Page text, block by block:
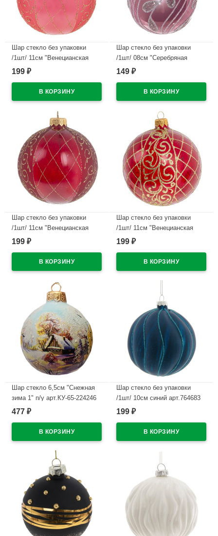
Шар стекло без упаковки
/1шт/ 11см "Венецианская
сетка" розовый арт.716128_7
199 ₽
Шар стекло без упаковки
/1шт/ 08см "Серебряная
сеточка" цв.розовый
149 ₽
Шар стекло без упаковки
/1шт/ 11см "Венецианская
сетка" красный арт.716128_6
199 ₽
Шар стекло без упаковки
/1шт/ 11см "Венецианская
сетка" красный арт.716128_5
199 ₽
Шар стекло 6,5см "Снежная
зима 1" п/у арт.КУ-65-224246
В наличии
477 ₽
Шар стекло без упаковки
/1шт/ 10см синий арт.764683
В наличии
199 ₽